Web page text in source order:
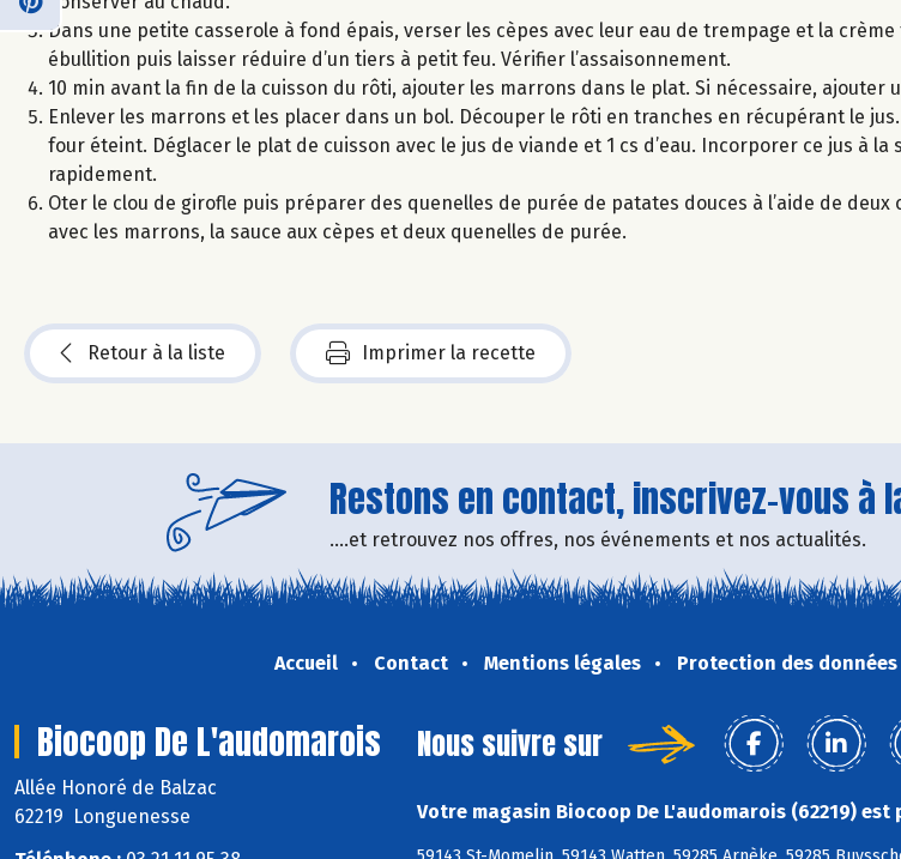
Dans une petite casserole à fond épais, verser les cèpes avec leur eau de trempage et la
ébullition puis laisser réduire d’un tiers à petit feu. Vérifier l’assaisonnement.
10 min avant la fin de la cuisson du rôti, ajouter les marrons dans le plat. Si nécessaire, ajouter
Enlever les marrons et les placer dans un bol. Découper le rôti en tranches en récupérant le
four éteint. Déglacer le plat de cuisson avec le jus de viande et 1 cs d’eau. Incorporer ce jus à
rapidement.
Oter le clou de girofle puis préparer des quenelles de purée de patates douces à l’aide de deux
avec les marrons, la sauce aux cèpes et deux quenelles de purée.
Retour à la liste Imprimer la recette
Restons en contact, inscrivez-vous à
....et retrouvez nos offres, nos événements et nos actualités.
Accueil Contact Mentions légales Protection des données
Biocoop De L'audomarois
Allée Honoré de Balzac
62219 Longuenesse
Nous suivre sur
Votre magasin Biocoop De L'audomarois (62219) est